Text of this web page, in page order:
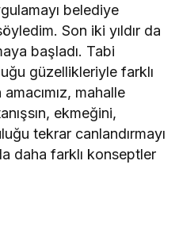
belediye
Son iki yıldır da
başladı. Tabi
güzellikleriyle farklı
mahalle
ekmeğini,
tekrar canlandırmayı
daha farklı konseptler